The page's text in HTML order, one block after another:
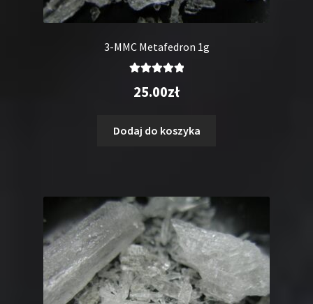
3-MMC Metafedron 1g
5.00na 5
25.00zł
Dodaj do koszyka